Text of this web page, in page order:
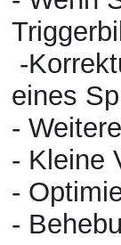
-
eines
-
- Kleine
-
-